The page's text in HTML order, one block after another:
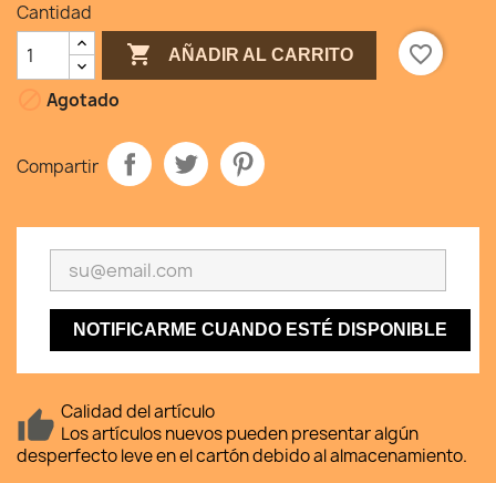
Cantidad
 AÑADIR AL CARRITO
favorite_border
Agotado
Compartir
NOTIFICARME CUANDO ESTÉ DISPONIBLE
Calidad del artículo
Los artículos nuevos pueden presentar algún
desperfecto leve en el cartón debido al almacenamiento.